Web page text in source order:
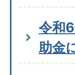
令和
助金